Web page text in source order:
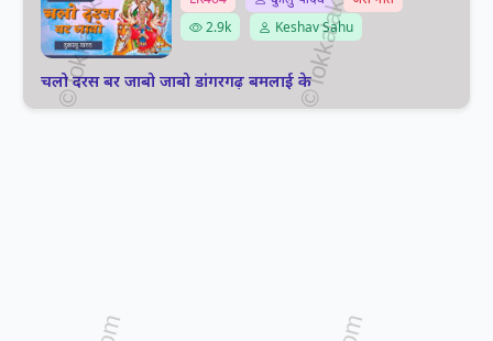
2.9k
Keshav Sahu
चलो दरस बर जाबो जाबो डांगरगढ़ बमलाई के